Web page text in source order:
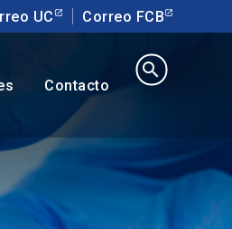
UC Correo FCB
Contacto
search